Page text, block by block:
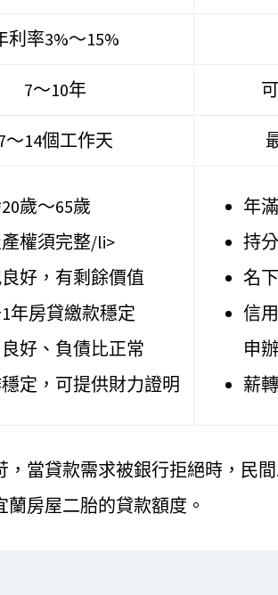
利率3%～15%
7～10年
～14個工作天
歲～65歲
權須完整/li>
好，有剩餘價值
年房貸繳款穩定
好、負債比正常
定，可提供財力證明
年
持
名
信
申辦
薪
當貸款需求被銀行拒絕時，民
房屋二胎的貸款額度。